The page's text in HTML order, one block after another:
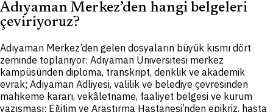
Adıyaman Merkez’den hangi belgeleri
çeviriyoruz?
Adıyaman Merkez’den gelen dosyaların büyük kısmı dört
zeminde toplanıyor: Adıyaman Üniversitesi merkez
kampüsünden diploma, transkript, denklik ve akademik
evrak; Adıyaman Adliyesi, valilik ve belediye çevresinden
mahkeme kararı, vekâletname, faaliyet belgesi ve kurum
yazışması; Eğitim ve Araştırma Hastanesi’nden epikriz, hasta